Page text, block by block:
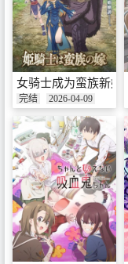
女骑士成为蛮族新娘
完结 2026-04-09